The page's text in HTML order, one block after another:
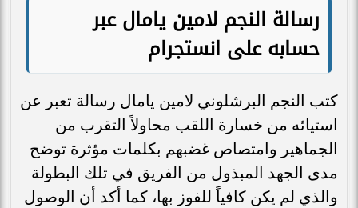
رسالة النجم لامين يامال عبر
حسابه على انستجرام
كتب النجم البرشلوني لامين يامال رسالة تعبر عن
استيائه من خسارة اللقب محاولاً التقرب من
الجماهير وامتصاص غضبهم بكلمات مؤثرة توضح
مدى الجهد المبذول من الفريق في تلك البطولة
والذي لم يكن كافياً للفوز بها، كما أكد أن الوصول